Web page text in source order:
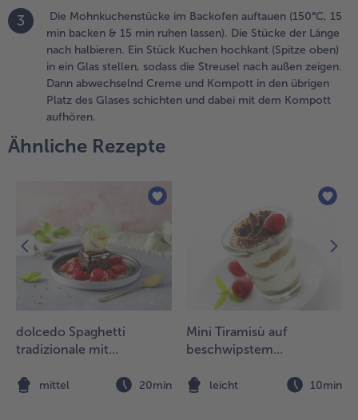
stellen, sodass
Streusel nach
zeigen. Dann
und
in den
Platz des
dabei mit dem
3
Die Mohnkuchenstücke im Backofen auftauen (150°C, 15
min backen & 15 min ruhen lassen). Die Stücke der Länge
nach halbieren. Ein Stück Kuchen hochkant (Spitze oben)
in ein Glas stellen, sodass die Streusel nach außen zeigen.
Dann abwechselnd Creme und Kompott in den übrigen
Platz des Glases schichten und dabei mit dem Kompott
aufhören.
Ähnliche Rezepte
dolcedo Spaghetti
tradizionale mit
marinierten Erdbeeren
mittel 20min
Mini Tiramisù auf
beschwipstem
leicht 10min